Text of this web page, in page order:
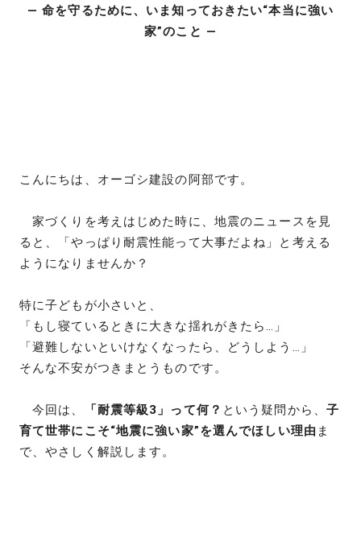
― 命を守るために、いま知っておきたい“本当に強い
家”のこと ―
こんにちは、オーゴシ建設の阿部です。
家づくりを考えはじめた時に、地震のニュースを見
ると、「やっぱり耐震性能って大事だよね」と考える
ようになりませんか？
特に子どもが小さいと、
「もし寝ているときに大きな揺れがきたら…」
「避難しないといけなくなったら、どうしよう…」
そんな不安がつきまとうものです。
今回は、 「耐震等級3」って何？ という疑問から、 子
育て世帯にこそ“地震に強い家”を選んでほしい理由 ま
で、やさしく解説します。